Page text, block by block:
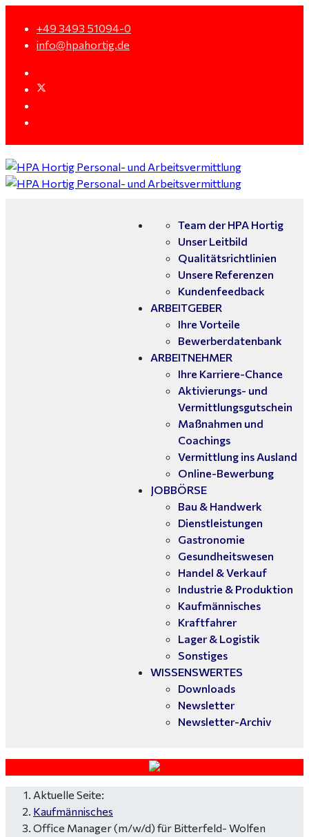
+49 3493 51094-0
info@hpahortig.de
Team der HPA Hortig
Unser Leitbild
Qualitätsrichtlinien
Unsere Referenzen
Kundenfeedback
ARBEITGEBER
Ihre Vorteile
Bewerberdatenbank
ARBEITNEHMER
Ihre Karriere-Chance
Aktivierungs- und
Vermittlungsgutschein
Maßnahmen und
Coachings
Vermittlung ins Ausland
Online-Bewerbung
JOBBÖRSE
Bau & Handwerk
Dienstleistungen
Gastronomie
Gesundheitswesen
Handel & Verkauf
Industrie & Produktion
Kaufmännisches
Kraftfahrer
Lager & Logistik
Sonstiges
WISSENSWERTES
Downloads
Newsletter
Newsletter-Archiv
Aktuelle Seite:
Kaufmännisches
Office Manager (m/w/d) für Bitterfeld- Wolfen